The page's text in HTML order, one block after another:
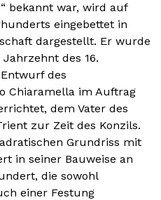
bekannt war, wird auf
eingebettet in
dargestellt. Er wurde
des 16.
des
Chiaramella im Auftrag
dem Vater des
zur Zeit des Konzils.
Grundriss mit
in seiner Bauweise an
die sowohl
einer Festung